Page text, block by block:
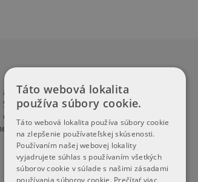
automobily
SUV / 4x4
Táto webová lokalita
používa súbory cookie.
Táto webová lokalita používa súbory cookie
na zlepšenie používateľskej skúsenosti.
Používaním našej webovej lokality
vyjadrujete súhlas s používaním všetkých
súborov cookie v súlade s našimi zásadami
používania súborov cookie. Prečítať viac